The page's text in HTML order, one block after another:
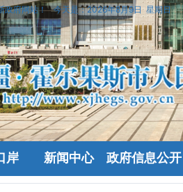
政府网站！ 今天是：2026年8月9日 星期日
岸 新闻中心 政府信息公开